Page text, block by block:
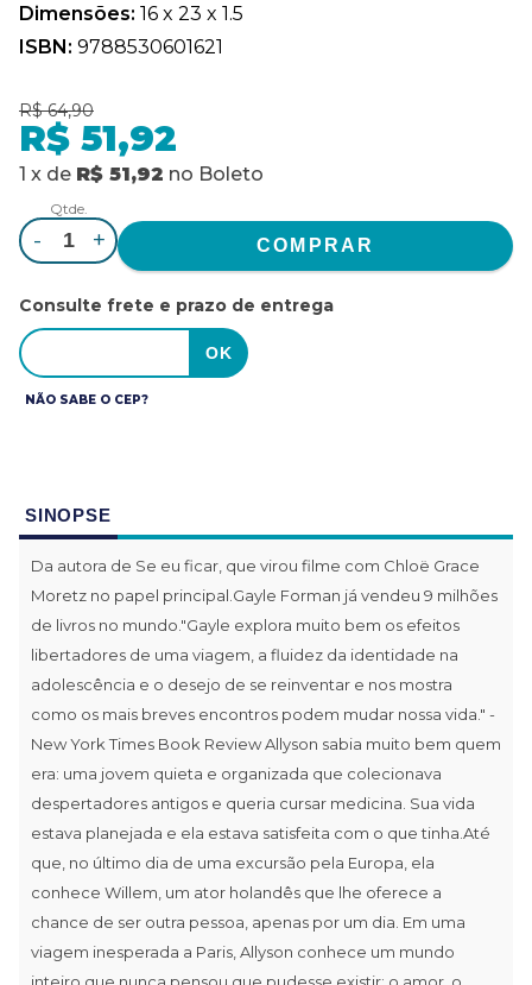
Dimensões: 16 x 23 x 1.5
ISBN: 9788530601621
R$ 64,90
R$ 51,92
1 x de R$ 51,92 no Boleto
Qtde.
- +
Consulte frete e prazo de entrega
NÃO SABE O CEP?
SINOPSE
Da autora de Se eu ficar, que virou filme com Chloë Grace
Moretz no papel principal.Gayle Forman já vendeu 9 milhões
de livros no mundo."Gayle explora muito bem os efeitos
libertadores de uma viagem, a fluidez da identidade na
adolescência e o desejo de se reinventar e nos mostra
como os mais breves encontros podem mudar nossa vida." -
New York Times Book Review Allyson sabia muito bem quem
era: uma jovem quieta e organizada que colecionava
despertadores antigos e queria cursar medicina. Sua vida
estava planejada e ela estava satisfeita com o que tinha.Até
que, no último dia de uma excursão pela Europa, ela
conhece Willem, um ator holandês que lhe oferece a
chance de ser outra pessoa, apenas por um dia. Em uma
viagem inesperada a Paris, Allyson conhece um mundo
inteiro que nunca pensou que pudesse existir: o amor, o